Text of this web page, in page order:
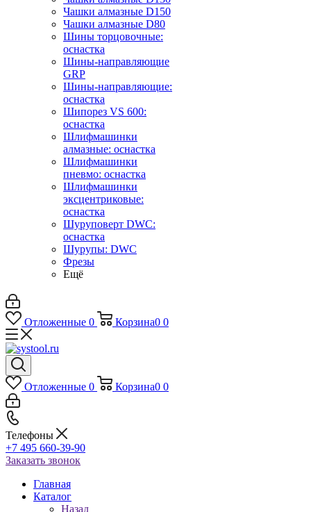
Чашки алмазные D150
Чашки алмазные D80
Шины торцовочные:
оснастка
Шины-направляющие
GRP
Шины-направляющие:
оснастка
Шипорез VS 600:
оснастка
Шлифмашинки
алмазные: оснастка
Шлифмашинки
пневмо: оснастка
Шлифмашинки
эксцентриковые:
оснастка
Шуруповерт DWC:
оснастка
Шурупы: DWC
Фрезы
Ещё
Отложенные 0 Корзина0 0
Отложенные 0 Корзина0 0
Телефоны
+7 495 660-39-90
Заказать звонок
Главная
Каталог
Назад